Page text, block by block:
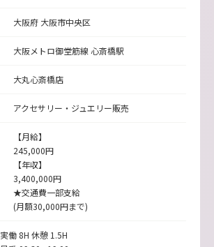
大阪府 大阪市中央区
大阪メトロ御堂筋線心斎橋駅
大丸心斎橋店
アクセサリー・ジュエリー販売
【月給】
245,000円
【年収】
3,400,000円
★交通費一部支給
(月額30,000円まで)
実働 8H 休憩 1.5H